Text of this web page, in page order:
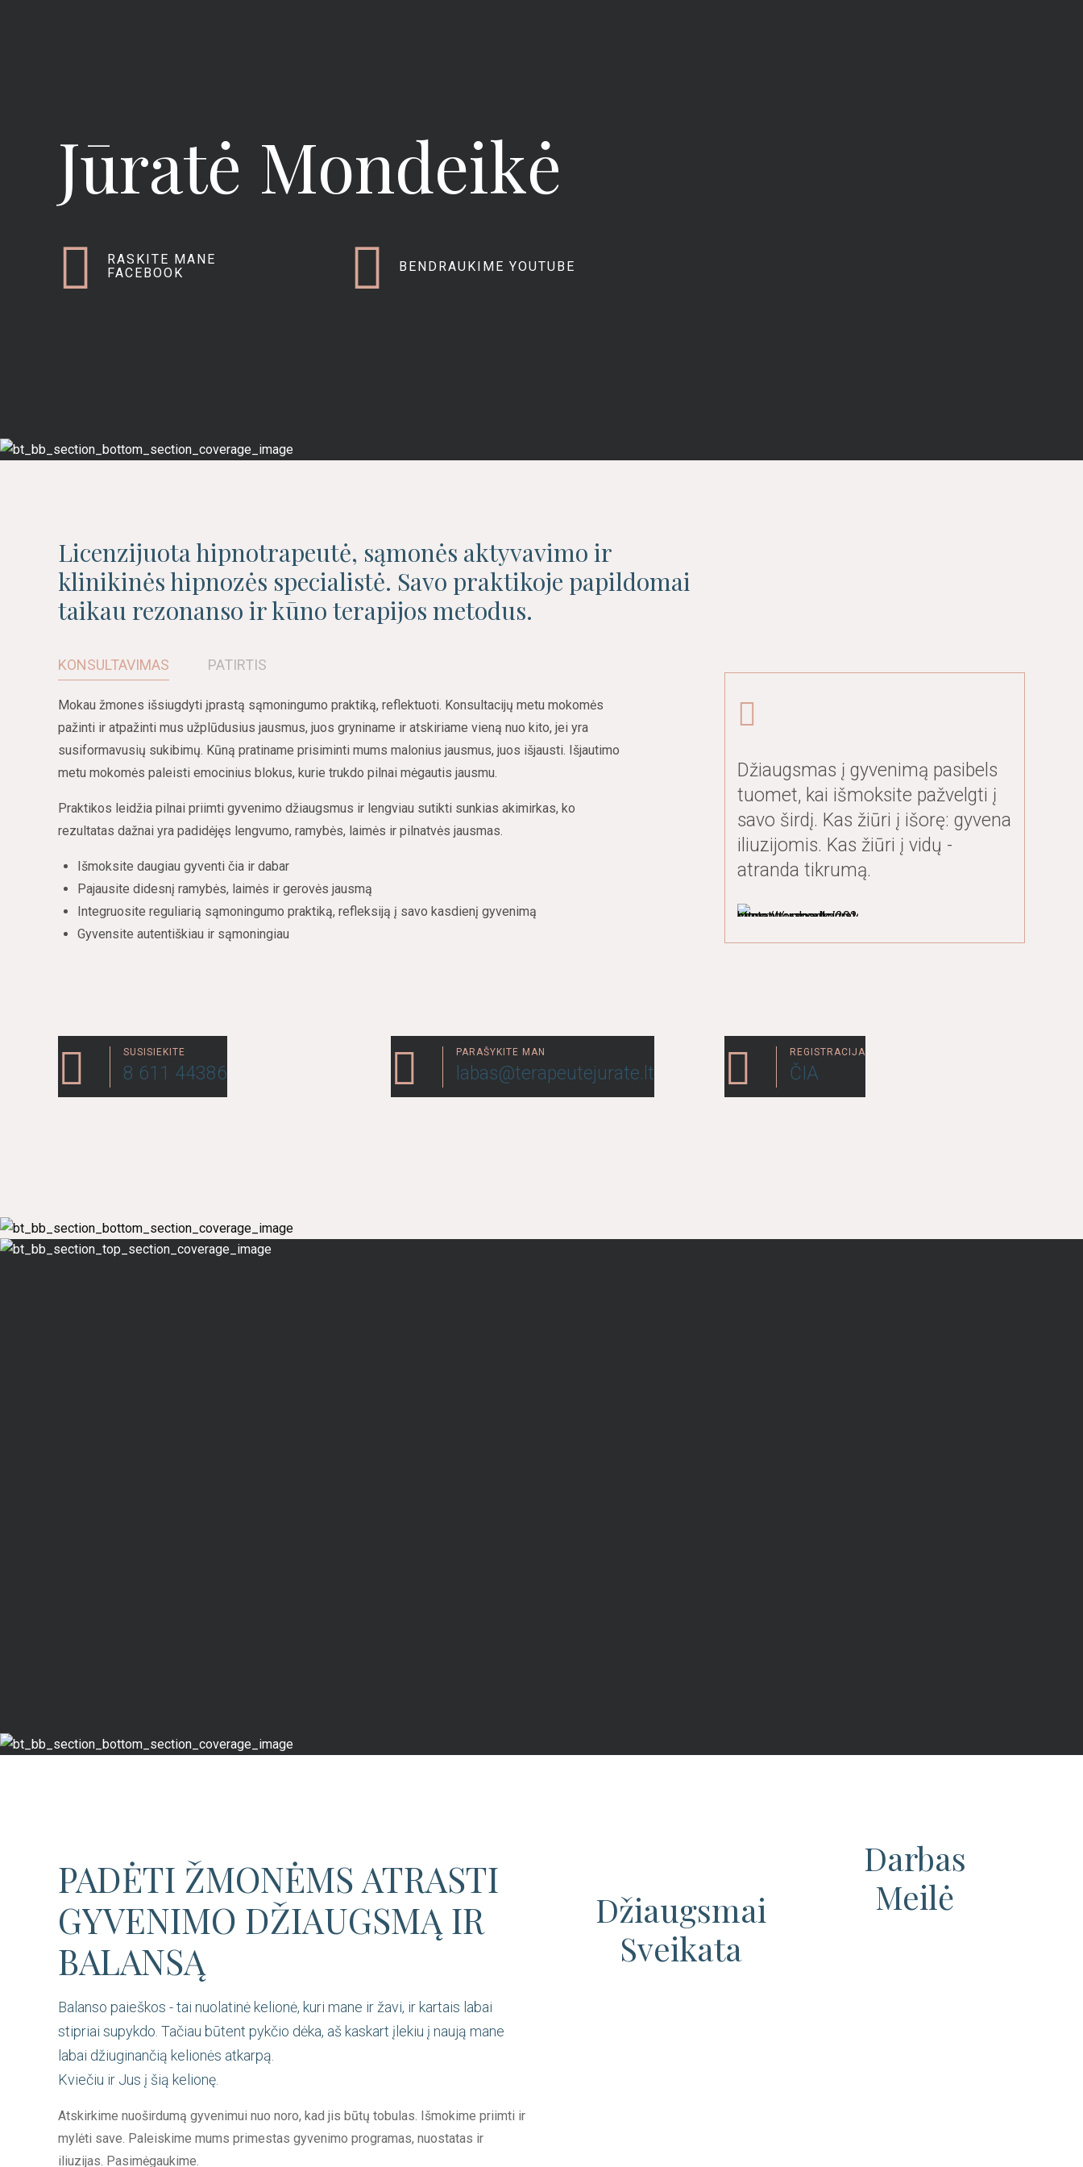
Jūratė Mondeikė
RASKITE MANE
FACEBOOK
BENDRAUKIME YOUTUBE
Licenzijuota hipnotrapeutė, sąmonės aktyvavimo ir
klinikinės hipnozės specialistė. Savo praktikoje papildomai
taikau rezonanso ir kūno terapijos metodus.
KONSULTAVIMAS PATIRTIS
Mokau žmones išsiugdyti įprastą sąmoningumo praktiką, reflektuoti. Konsultacijų metu mokomės
pažinti ir atpažinti mus užplūdusius jausmus, juos gryniname ir atskiriame vieną nuo kito, jei yra
susiformavusių sukibimų. Kūną pratiname prisiminti mums malonius jausmus, juos išjausti. Išjautimo
metu mokomės paleisti emocinius blokus, kurie trukdo pilnai mėgautis jausmu.
Praktikos leidžia pilnai priimti gyvenimo džiaugsmus ir lengviau sutikti sunkias akimirkas, ko
rezultatas dažnai yra padidėjęs lengvumo, ramybės, laimės ir pilnatvės jausmas.
Išmoksite daugiau gyventi čia ir dabar
Pajausite didesnį ramybės, laimės ir gerovės jausmą
Integruosite reguliarią sąmoningumo praktiką, refleksiją į savo kasdienį gyvenimą
Gyvensite autentiškiau ir sąmoningiau
Džiaugsmas į gyvenimą pasibels
tuomet, kai išmoksite pažvelgti į
savo širdį. Kas žiūri į išorę: gyvena
iliuzijomis. Kas žiūri į vidų -
atranda tikrumą.
SUSISIEKITE
8 611 44386
PARAŠYKITE MAN
labas@terapeutejurate.lt
REGISTRACIJA
ČIA
PADĖTI ŽMONĖMS ATRASTI
GYVENIMO DŽIAUGSMĄ IR
BALANSĄ
Balanso paieškos - tai nuolatinė kelionė, kuri mane ir žavi, ir kartais labai
stipriai supykdo. Tačiau būtent pykčio dėka, aš kaskart įlekiu į naują mane
labai džiuginančią kelionės atkarpą.
Kviečiu ir Jus į šią kelionę.
Atskirkime nuoširdumą gyvenimui nuo noro, kad jis būtų tobulas. Išmokime priimti ir
mylėti save. Paleiskime mums primestas gyvenimo programas, nuostatas ir
iliuzijas. Pasimėgaukime.
Džiaugsmai
Sveikata
Darbas
Meilė